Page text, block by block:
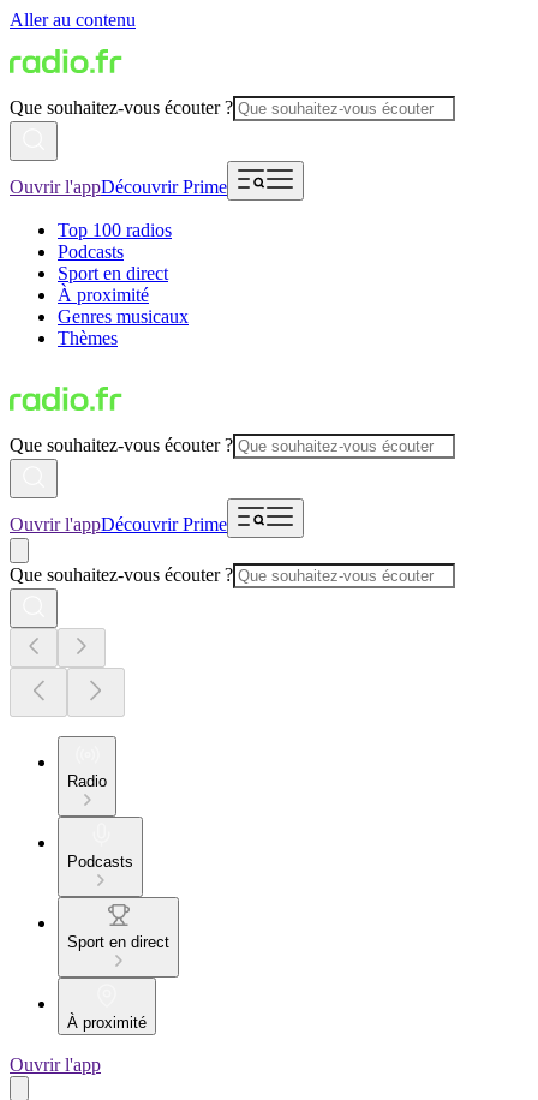
Aller au contenu
Que souhaitez-vous écouter ?
Ouvrir l'appDécouvrir Prime
Top 100 radios
Podcasts
Sport en direct
À proximité
Genres musicaux
Thèmes
Que souhaitez-vous écouter ?
Ouvrir l'appDécouvrir Prime
Que souhaitez-vous écouter ?
Radio
Podcasts
Sport en direct
À proximité
Ouvrir l'app